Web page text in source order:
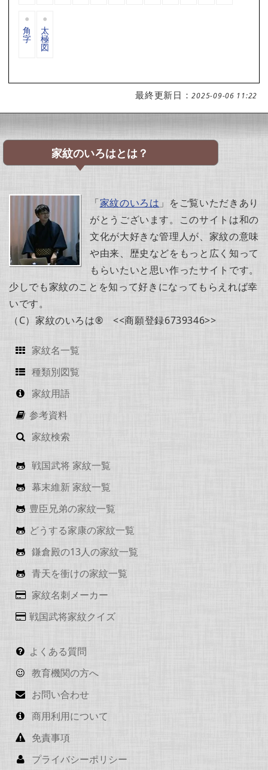
角
字
太
極
図
最終更新日：2025-09-06 11:22
家紋のいろはとは？
「家紋のいろは 」をご覧いただきあり
がとうございます。このサイトは和の
文化が大好きな管理人が、家紋の意味
や由来、歴史などをもっと広く知って
もらいたいと思い作ったサイトです。
少しでも家紋のことを知って好きになってもらえれば幸
いです。
（C）家紋のいろは® <<商願登録6739346>>
家紋名一覧
種類別図覧
家紋用語
参考資料
家紋検索
戦国武将 家紋一覧
幕末維新 家紋一覧
豊臣兄弟の家紋一覧
どうする家康の家紋一覧
鎌倉殿の13人の家紋一覧
青天を衝けの家紋一覧
家紋名刺メーカー
戦国武将家紋クイズ
よくある質問
教育機関の方へ
お問い合わせ
商用利用について
免責事項
プライバシーポリシー